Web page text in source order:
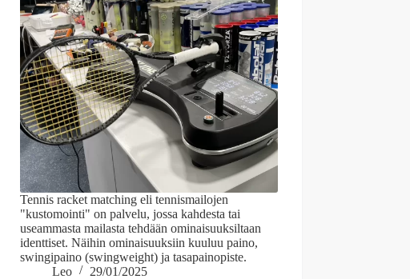
Tennis racket matching eli tennismailojen
"kustomointi" on palvelu, jossa kahdesta tai
useammasta mailasta tehdään ominaisuuksiltaan
identtiset. Näihin ominaisuuksiin kuuluu paino,
swingipaino (swingweight) ja tasapainopiste.
Leo
29/01/2025